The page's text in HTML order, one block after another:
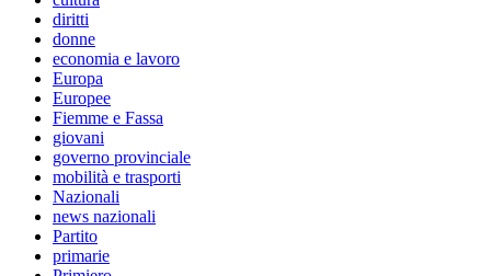
diritti
donne
economia e lavoro
Europa
Europee
Fiemme e Fassa
giovani
governo provinciale
mobilità e trasporti
Nazionali
news nazionali
Partito
primarie